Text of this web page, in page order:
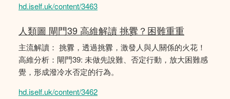
hd.iself.uk/content/3463
人類圖 閘門39 高維解讀 挑釁？困難重重
主流解讀： 挑釁，透過挑釁，激發人與人關係的火花！
高維分析：閘門39: 未做先說難、否定行動，放大困難感
覺，形成潑冷水否定的行為。
hd.iself.uk/content/3462